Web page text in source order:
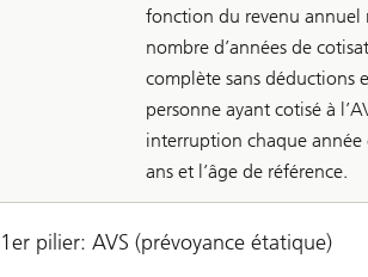
fonction du revenu annuel
nombre d’années de
complète sans déductions
personne ayant cotisé à
interruption chaque année
ans et l’âge de référence.
1er pilier: AVS (prévoyance étatique)